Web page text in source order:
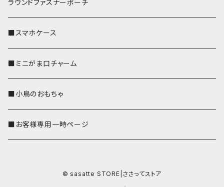
ラウンドファスナーポーチ
■スマホケース
■ミニがま口チャーム
■小鳥のおもちゃ
■お客様専用一時ページ
© sasatte STORE|ささってストア